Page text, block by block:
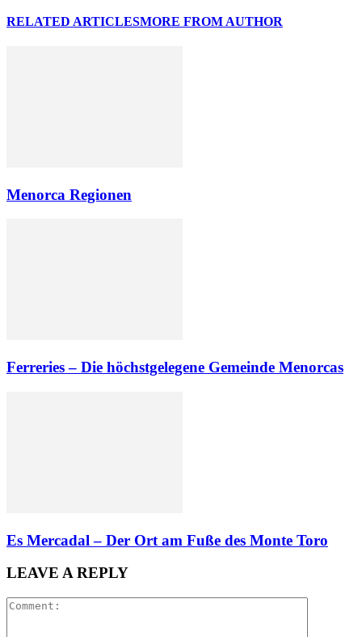
RELATED ARTICLESMORE FROM AUTHOR
Menorca Regionen
Ferreries – Die höchstgelegene Gemeinde Menorcas
Es Mercadal – Der Ort am Fuße des Monte Toro
LEAVE A REPLY